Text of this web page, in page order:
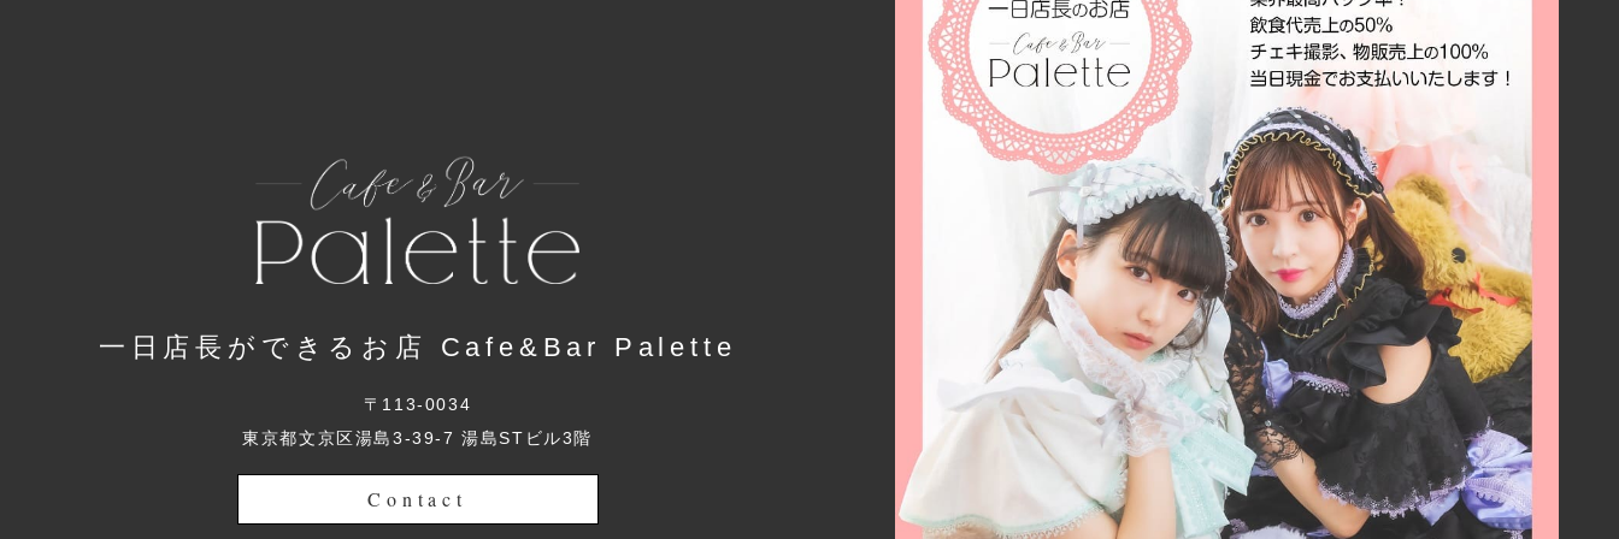
一日店長ができるお店 Cafe&Bar Palette
〒113-0034
東京都文京区湯島3-39-7 湯島STビル3階
Contact